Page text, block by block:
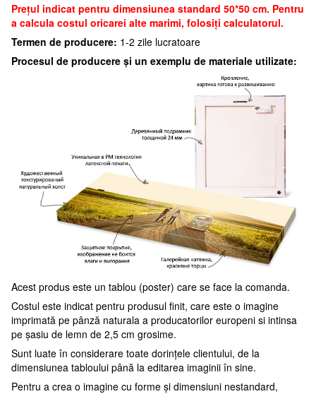
Preţul indicat pentru dimensiunea standard 50*50 cm. Pentru
a calcula costul oricarei alte marimi, folosiți calculatorul.
Termen de producere: 1-2 zile lucratoare
Procesul de producere și un exemplu de materiale utilizate:
Acest produs este un tablou (poster) care se face la comanda.
Costul este indicat pentru produsul finit, care este o imagine
imprimată pe pânză naturala a producatorilor europeni si intinsa
pe șasiu de lemn de 2,5 cm grosime.
Sunt luate în considerare toate dorințele clientului, de la
dimensiunea tabloului până la editarea imaginii în sine.
Pentru a crea o imagine cu forme și dimensiuni nestandard,